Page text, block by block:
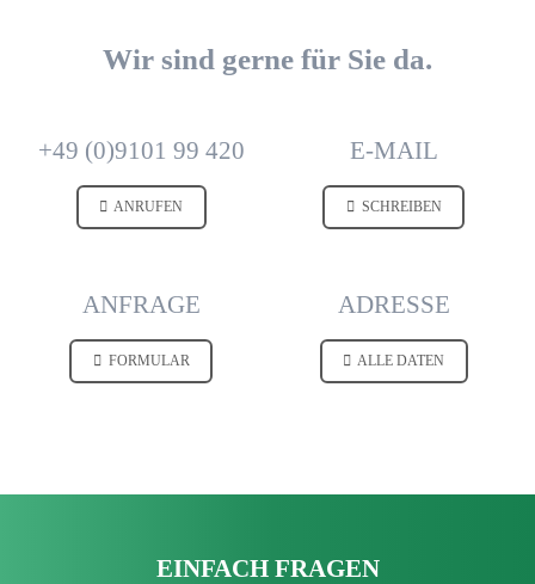
Wir sind gerne für Sie da.
+49 (0)9101 99 420
ANRUFEN
E-MAIL
SCHREIBEN
ANFRAGE
FORMULAR
ADRESSE
ALLE DATEN
EINFACH FRAGEN